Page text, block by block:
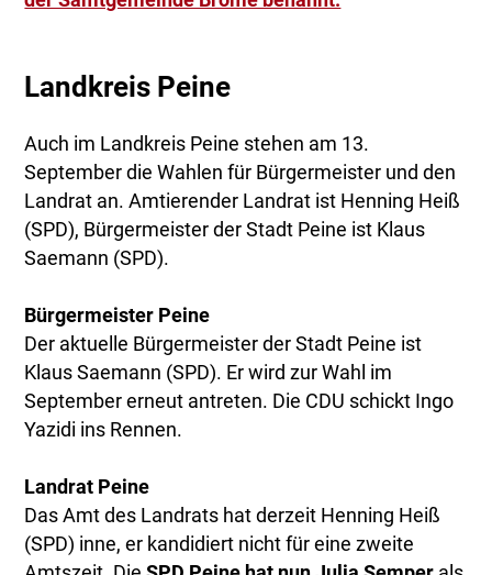
Landkreis Peine
Auch im Landkreis Peine stehen am 13.
September die Wahlen für Bürgermeister und den
Landrat an. Amtierender Landrat ist Henning Heiß
(SPD), Bürgermeister der Stadt Peine ist Klaus
Saemann (SPD).
Bürgermeister Peine
Der aktuelle Bürgermeister der Stadt Peine ist
Klaus Saemann (SPD). Er wird zur Wahl im
September erneut antreten. Die CDU schickt Ingo
Yazidi ins Rennen.
Landrat Peine
Das Amt des Landrats hat derzeit Henning Heiß
(SPD) inne, er kandidiert nicht für eine zweite